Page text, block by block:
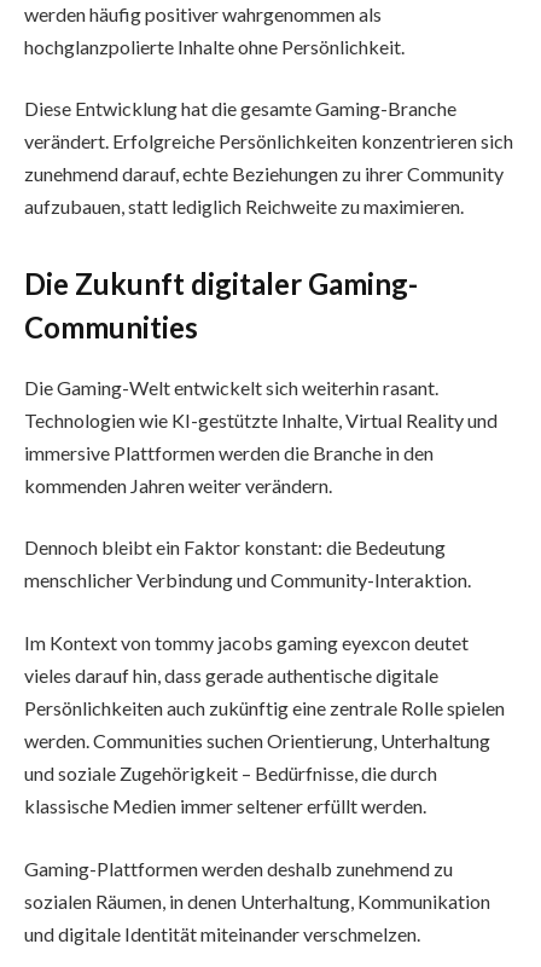
werden häufig positiver wahrgenommen als
hochglanzpolierte Inhalte ohne Persönlichkeit.
Diese Entwicklung hat die gesamte Gaming-Branche
verändert. Erfolgreiche Persönlichkeiten konzentrieren sich
zunehmend darauf, echte Beziehungen zu ihrer Community
aufzubauen, statt lediglich Reichweite zu maximieren.
Die Zukunft digitaler Gaming-
Communities
Die Gaming-Welt entwickelt sich weiterhin rasant.
Technologien wie KI-gestützte Inhalte, Virtual Reality und
immersive Plattformen werden die Branche in den
kommenden Jahren weiter verändern.
Dennoch bleibt ein Faktor konstant: die Bedeutung
menschlicher Verbindung und Community-Interaktion.
Im Kontext von tommy jacobs gaming eyexcon deutet
vieles darauf hin, dass gerade authentische digitale
Persönlichkeiten auch zukünftig eine zentrale Rolle spielen
werden. Communities suchen Orientierung, Unterhaltung
und soziale Zugehörigkeit – Bedürfnisse, die durch
klassische Medien immer seltener erfüllt werden.
Gaming-Plattformen werden deshalb zunehmend zu
sozialen Räumen, in denen Unterhaltung, Kommunikation
und digitale Identität miteinander verschmelzen.